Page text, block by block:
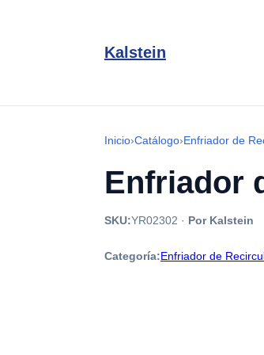
Kalstein
Inicio›Catálogo›Enfriador de
Enfriador
SKU:YR02302 · Por Kalstein
Categoría:Enfriador de